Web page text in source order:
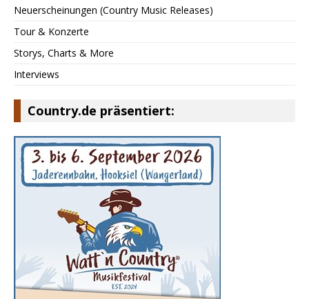
Neuerscheinungen (Country Music Releases)
Tour & Konzerte
Storys, Charts & More
Interviews
Country.de präsentiert: